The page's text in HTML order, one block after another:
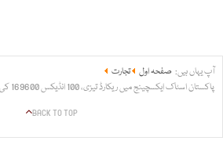
آپ یہاں ہیں: صفحہ اول
تجارت
پاکستان اسٹاک ایکسچینج میں ریکارڈ تیزی، 100 انڈیکس 169600 کی حد عبور کر گیا
BACK TO TOP